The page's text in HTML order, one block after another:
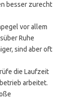
besser zurecht
vor allem
Ruhe
sind aber oft
die Laufzeit
arbeitet.